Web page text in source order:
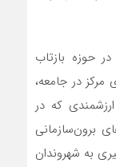
حوزه بازتاب
در جامعه،
که در
برون‌سازمانی
به شهروندان